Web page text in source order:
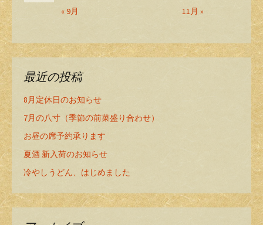
« 9月 11月 »
最近の投稿
8月定休日のお知らせ
7月の八寸（季節の前菜盛り合わせ）
お昼の席予約承ります
夏酒 新入荷のお知らせ
冷やしうどん、はじめました